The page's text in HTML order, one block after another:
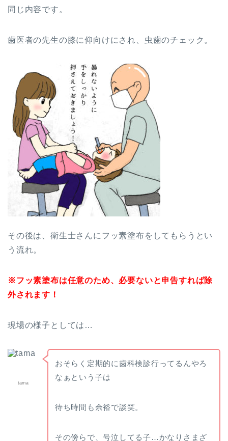
同じ内容です。
歯医者の先生の膝に仰向けにされ、虫歯のチェック。
その後は、衛生士さんにフッ素塗布をしてもらうとい
う流れ。
※フッ素塗布は任意のため、必要ないと申告すれば除
外されます！
現場の様子としては…
tama
おそらく定期的に歯科検診行ってるんやろ
なぁという子は
待ち時間も余裕で談笑。
その傍らで、号泣してる子…かなりさまざ